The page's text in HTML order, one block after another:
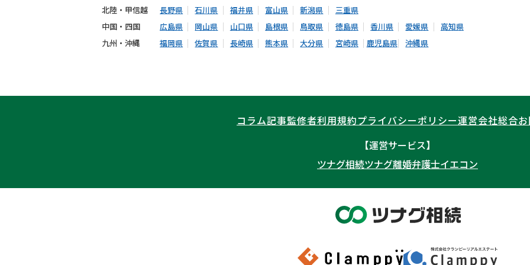
北陸・甲信越 長野県 石川県 福井県 富山県 新潟県
三重県
中国・四国
広島県 岡山県 山口県 島根県 鳥取県 徳島県 香川県 愛媛県
高知県
九州・沖縄
福岡県 佐賀県 長崎県 熊本県 大分県 宮崎県 鹿児島県 沖縄県
コラム記事監修者利用規約プライバシーポリシー運営会社総合
【運営サービス】
ツナグ相続ツナグ離婚弁護士イエコン